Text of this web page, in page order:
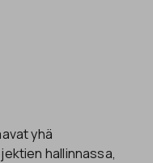
yhä
hallinnassa,